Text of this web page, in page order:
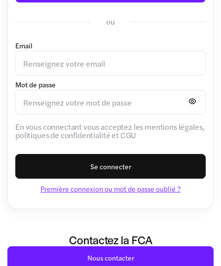
ou
Email
Mot de passe
En vous connectant vous acceptez les mentions légales,
politiques de confidentialité et CGU
Se connecter
Première connexion ou mot de passe oublié ?
Contactez la FCA
Nous contacter